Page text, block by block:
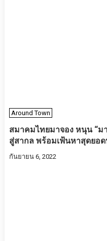
Around Town
สมาคมไทยมาจอง หนุน “ม
สู่สากล พร้อมเฟ้นหาสุดยอด
กันยายน 6, 2022